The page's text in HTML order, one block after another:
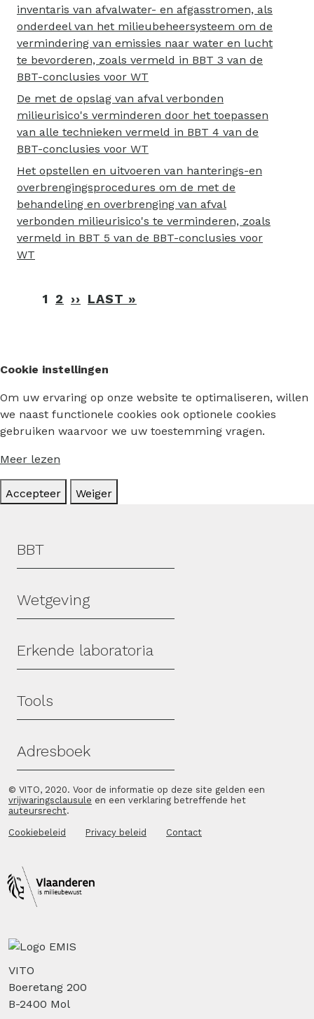
inventaris van afvalwater- en afgasstromen, als
onderdeel van het milieubeheersysteem om de
vermindering van emissies naar water en lucht
te bevorderen, zoals vermeld in BBT 3 van de
BBT-conclusies voor WT
De met de opslag van afval verbonden
milieurisico's verminderen door het toepassen
van alle technieken vermeld in BBT 4 van de
BBT-conclusies voor WT
Het opstellen en uitvoeren van hanterings-en
overbrengingsprocedures om de met de
behandeling en overbrenging van afval
verbonden milieurisico's te verminderen, zoals
vermeld in BBT 5 van de BBT-conclusies voor
WT
Paginering
1 2 ›› VOLGENDE
LAST »
Cookie instellingen
Om uw ervaring op onze website te optimaliseren, willen
we naast functionele cookies ook optionele cookies
gebruiken waarvoor we uw toestemming vragen.
Meer lezen
Accepteer Weiger
Hoofdmenu
BBT
Wetgeving
Erkende laboratoria
Tools
Adresboek
© VITO, 2020. Voor de informatie op deze site gelden een
vrijwaringsclausule en een verklaring betreffende het
auteursrecht.
Cookiebeleid Privacy beleid Contact
VITO
Boeretang 200
B-2400 Mol